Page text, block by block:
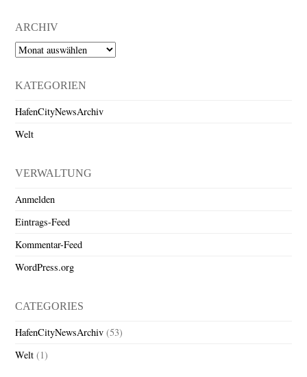
ARCHIV
Archiv
KATEGORIEN
HafenCityNewsArchiv
Welt
VERWALTUNG
Anmelden
Eintrags-Feed
Kommentar-Feed
WordPress.org
CATEGORIES
HafenCityNewsArchiv (53)
Welt (1)